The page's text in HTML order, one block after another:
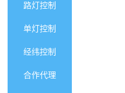
路灯控制
单灯控制
经纬控制
合作代理